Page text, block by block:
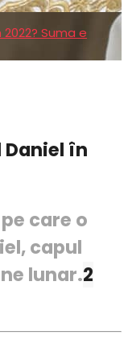
Suma e
în
care o
capul
lunar.2